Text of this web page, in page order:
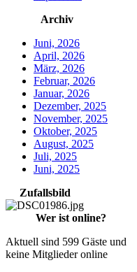
Archiv
Juni, 2026
April, 2026
März, 2026
Februar, 2026
Januar, 2026
Dezember, 2025
November, 2025
Oktober, 2025
August, 2025
Juli, 2025
Juni, 2025
Zufallsbild
Wer ist online?
Aktuell sind 599 Gäste und
keine Mitglieder online